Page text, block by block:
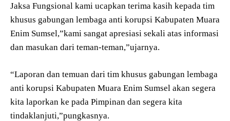
Jaksa Fungsional kami ucapkan terima kasih kepada tim
khusus gabungan lembaga anti korupsi Kabupaten Muara
Enim Sumsel,”kami sangat apresiasi sekali atas informasi
dan masukan dari teman-teman,”ujarnya.
“Laporan dan temuan dari tim khusus gabungan lembaga
anti korupsi Kabupaten Muara Enim Sumsel akan segera
kita laporkan ke pada Pimpinan dan segera kita
tindaklanjuti,”pungkasnya.